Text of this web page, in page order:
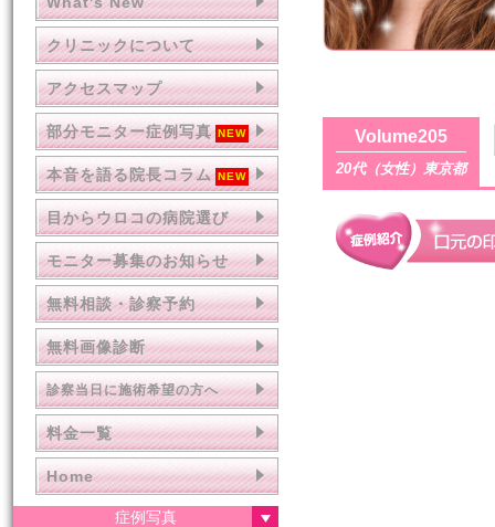
クリニックについて
アクセスマップ
部分モニター症例写真
本音を語る院長コラム
目からウロコの病院選び
モニター募集のお知らせ
無料相談・診察予約
無料画像診断
診察当日に施術希望の方へ
料金一覧
Home
症例写真
Volume205
20代（女性）東京都